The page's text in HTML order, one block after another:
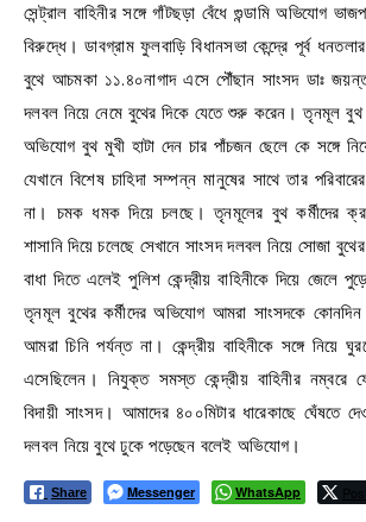
সেন্ট্রাল বাহিনীর সঙ্গে গাঁটছড়া বেঁধে গুন্ডামি অভিযোগ
বিরুদ্ধে। ডাবগ্রাম ফুলবাড়ি বিধানসভা কেন্দ্রে পূর্ব
বুথে আচমকা ১১.৪০নাগাদ এসে পৌঁছান সাংসদ ডাঃ
দলবল নিয়ে নেমে বুথের দিকে যেতে শুরু করেন। তৃনমূল
অভিযোগ বুথ মুখী হাটা দেন চার পাঁচজন ছেলে কে সঙ্গে
যেখানে বিশেষ চাহিদা সম্পন্ন মানুষের সাথে তার
না। চমক ধমক দিয়ে চলছে। তৃনমূলের বুথ কর্মীদের
শাসানি দিয়ে চলেছে সেখানে সাংসদ দলবল নিয়ে সোজা
বাধা দিতে এলেই পুলিশ কেন্দ্রীয় বাহিনীকে দিয়ে জেলে
তৃনমূল বুথের কর্মীদের অভিযোগ আমরা সাংসদকে কোনদিন
আমরা চিনি পর্যন্ত না। কেন্দ্রীয় বাহিনীকে সঙ্গে নিয়ে
এসেছিলেন। নিযুক্ত সমস্ত কেন্দ্রীয় বাহিনীর নম্বরে
বিদায়ী সাংসদ। আমাদের ৪০০মিটার ধারেকাছে ঘেঁষতে
দলবল নিয়ে বুথে ঢুকে পড়েছেন বলেই অভিযোগ।
Share Messenger WhatsApp Post